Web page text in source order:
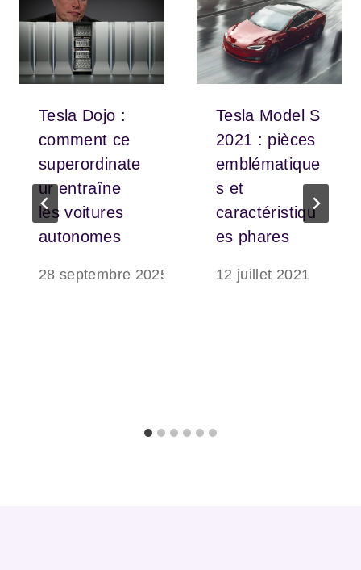
Tesla Dojo :
comment ce
superordinate
ur entraîne
les voitures
autonomes
28 septembre 2025
Tesla Model S
2021 : pièces
emblématique
s et
caractéristiqu
es phares
12 juillet 2021